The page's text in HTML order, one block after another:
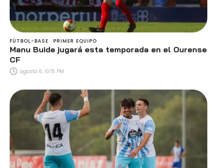
FÚTBOL-BASE PRIMER EQUIPO
Manu Buide jugará esta temporada en el Ourense
CF
agosto 6, 10:15 PM